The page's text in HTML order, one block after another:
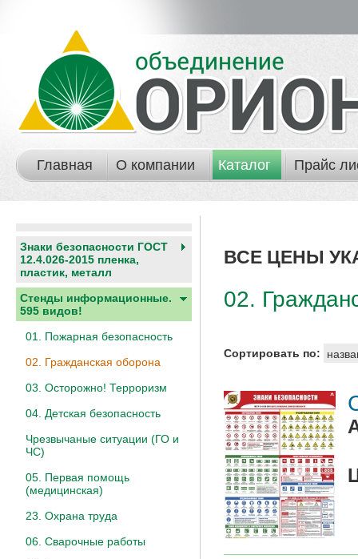
Главная О компании Каталог Прайс
Знаки безопасности ГОСТ
12.4.026-2015 пленка,
пластик, металл
Стенды информационные.
595 видов!
01. Пожарная безопасность
02. Гражданская оборона
03. Осторожно! Терроризм
04. Детская безопасность
Чрезвычаные ситуации (ГО и
ЧС)
05. Первая помощь
(медицинская)
23. Охрана труда
06. Сварочные работы
ВСЕ ЦЕНЫ
02.
Сортировать по: